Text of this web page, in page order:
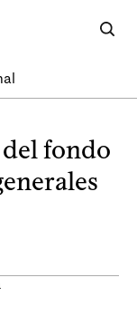
fondo